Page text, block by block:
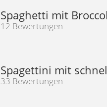
Spaghetti mit
12 Bewertungen
Spagettini mit
33 Bewertungen